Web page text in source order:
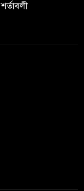
শর্তাবলী